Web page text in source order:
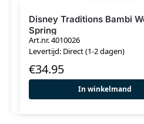
Disney Traditions Bambi
Spring
Art.nr. 4010026
Levertijd: Direct (1-2 dagen)
€34.95
In winkelmand